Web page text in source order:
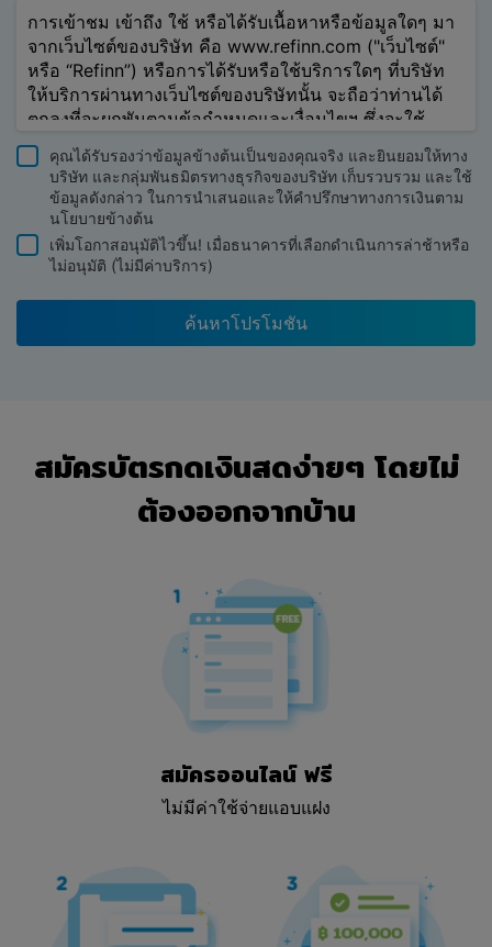
การเข้าชม เข้าถึง ใช้ หรือได้รับเนื้อหาหรือข้อมูลใดๆ มา
จากเว็บไซต์ของบริษัท คือ www.refinn.com ("เว็บไซต์"
หรือ “Refinn”) หรือการได้รับหรือใช้บริการใดๆ ที่บริษัท
ให้บริการผ่านทางเว็บไซต์ของบริษัทนั้น จะถือว่าท่านได้
ตกลงที่จะผูกพันตามข้อกำหนดและเงื่อนไขฯ ซึ่งจะใช้
บังคับไม่ว่าท่านจะเข้าเว็บไซต์ของบริษัทโดยใช้
คอมพิวเตอร์ หรืออุปกรณ์เคลื่อนที่หรือด้วยสิ่งอื่น
การที่ท่านตกลงที่จะผูกพันตามข้อกำหนดและเงื่อนไขฯ
เหล่านี้ ถือว่าท่านได้เข้าทำสัญญาที่มีผลผูกพันตาม
กฎหมายกับบริษัท คือ บริษัท เอ็กซ์โพเนนเชี่ยล เอ็นเตอร์
หากบริษัทกล่าวถึง "บริษัท" หรือ "ของบริษัท" ในข้อ
กำหนดและเงื่อนไขฯ เหล่านี้ บริษัทหมายถึง บริษัท เอ็กซ์
กำหนดทั้งหมดของข้อกำหนดและเงื่อนไขฯ บริษัทขอให้
ท่านยุติการใช้เว็บไซต์ของบริษัทโดยทันที
ข้อ 1 การแก้ไขเปลี่ยนแปลงถือเป็นการบอก
บริษัทอาจมีความจำเป็นที่จะต้องแก้ไขเปลี่ยนแปลงข้อ
กำหนดและเงื่อนไขฯ ในเวลาใดๆ ก็ตามและบังคับใช้ทันที
หากท่าน (ยังคง) เข้าชม เข้าถึงหรือใช้เว็บไซต์ของบริษัท
หรือได้รับหรือใช้บริการใดๆ ที่บริษัทให้บริการผ่านทาง
เว็บไซต์ของบริษัทอย่างต่อเนื่องภายหลังจากที่มีการ
เปลี่ยนแปลงดังกล่าว ถือว่าท่านตกลงผูกพันตนตามข้อ
กำหนดและเงื่อนไขฯ ที่แก้ไขเปลี่ยนแปลง
อนึ่ง หากท่านไม่พึงพอใจหรือไม่เห็นด้วยกับข้อกำหนดและ
เงื่อนไขฯ ที่แก้ไขเปลี่ยนแปลงเหล่านี้ และท่านไม่ประสงค์ที่
เว็บไซต์ของบริษัทโดยทันที
ข้อ 2 Refinn มีวิธีการทำงานอย่างไร (โดย
คุณได้รับรองว่าข้อมูลข้างต้นเป็นของคุณจริง และยินยอมให้ทาง
บริษัท และกลุ่มพันธมิตรทางธุรกิจของบริษัท เก็บรวบรวม และใช้
ข้อมูลดังกล่าว ในการนำเสนอและให้คำปรึกษาทางการเงินตาม
นโยบายข้างต้น
เพิ่มโอกาสอนุมัติไวขึ้น! เมื่อธนาคารที่เลือกดำเนินการล่าช้าหรือ
ไม่อนุมัติ (ไม่มีค่าบริการ)
ค้นหาโปรโมชัน
สมัครบัตรกดเงินสดง่ายๆ โดยไม่
ต้องออกจากบ้าน
สมัครออนไลน์ ฟรี
ไม่มีค่าใช้จ่ายแอบแฝง